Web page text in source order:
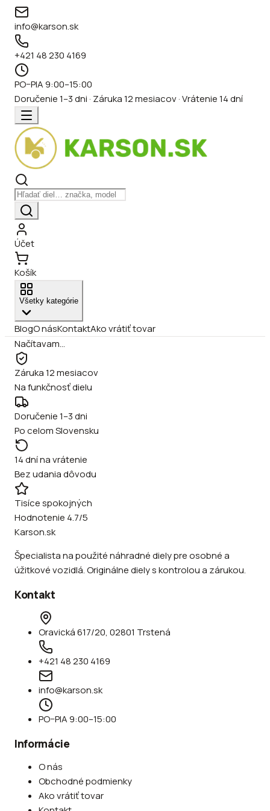
info@karson.sk
+421 48 230 4169
PO–PIA 9:00–15:00
Doručenie 1–3 dni · Záruka 12 mesiacov · Vrátenie 14 dní
Účet
Košík
Všetky kategórie
BlogO násKontaktAko vrátiť tovar
Načítavam…
Záruka 12 mesiacov
Na funkčnosť dielu
Doručenie 1–3 dni
Po celom Slovensku
14 dní na vrátenie
Bez udania dôvodu
Tisíce spokojných
Hodnotenie 4.7/5
Karson.sk
Špecialista na použité náhradné diely pre osobné a
úžitkové vozidlá. Originálne diely s kontrolou a zárukou.
Kontakt
Oravická 617/20, 02801 Trstená
+421 48 230 4169
info@karson.sk
PO–PIA 9:00–15:00
Informácie
O nás
Obchodné podmienky
Ako vrátiť tovar